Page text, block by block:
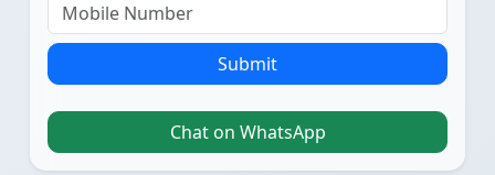
Submit
Chat on WhatsApp